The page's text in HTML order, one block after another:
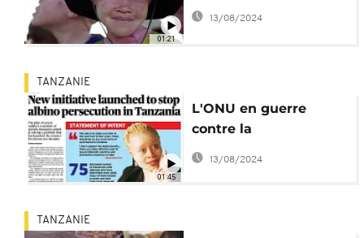
01:21
13/08/2024
01:45
TANZANIE
L'ONU en guerre
contre la
discrimination des
13/08/2024
TANZANIE